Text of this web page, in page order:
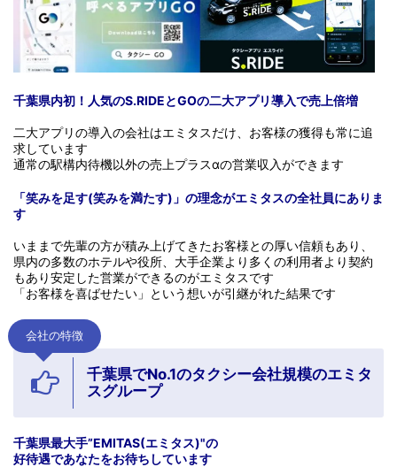
千葉県内初！人気のS.RIDEとGOの二大アプリ導入で売上倍増
二大アプリの導入の会社はエミタスだけ、お客様の獲得も常に追
求しています
通常の駅構内待機以外の売上プラスαの営業収入ができます
「笑みを足す(笑みを満たす)」の理念がエミタスの全社員にありま
す
いままで先輩の方が積み上げてきたお客様との厚い信頼もあり、
県内の多数のホテルや役所、大手企業より多くの利用者より契約
もあり安定した営業ができるのがエミタスです
「お客様を喜ばせたい」という想いが引継がれた結果です
会社の特徴
千葉県でNo.1のタクシー会社規模のエミタ
スグループ
千葉県最大手”EMITAS(エミタス)"の
好待遇であなたをお待ちしています